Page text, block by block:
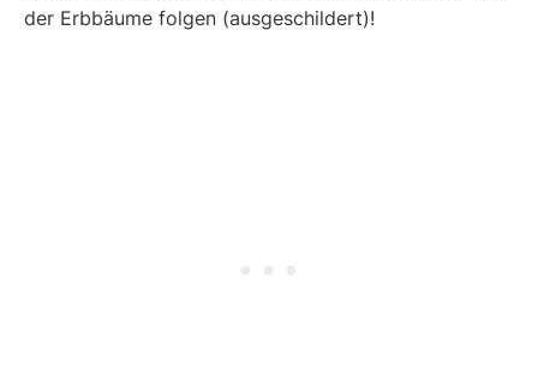
der Erbbäume folgen (ausgeschildert)!